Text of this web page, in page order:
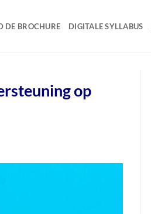
DE BROCHURE DIGITALE SYLLABUS
op